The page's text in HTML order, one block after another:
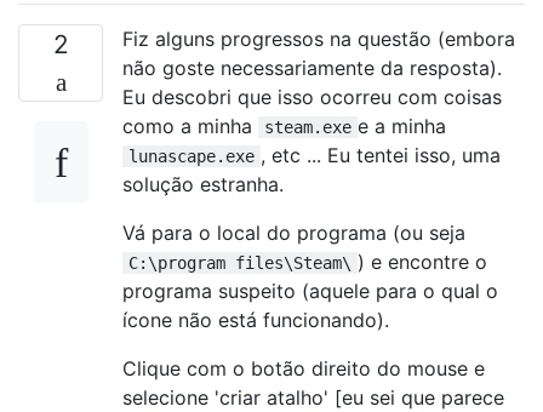
2
Fiz alguns progressos na questão (embora
não goste necessariamente da resposta).
Eu descobri que isso ocorreu com coisas
como a minha
steam.exe e a minha
lunascape.exe , etc ... Eu tentei isso, uma
solução estranha.
Vá para o local do programa (ou seja
C:\program files\Steam\ ) e encontre o
programa suspeito (aquele para o qual o
ícone não está funcionando).
Clique com o botão direito do mouse e
selecione 'criar atalho' [eu sei que parece